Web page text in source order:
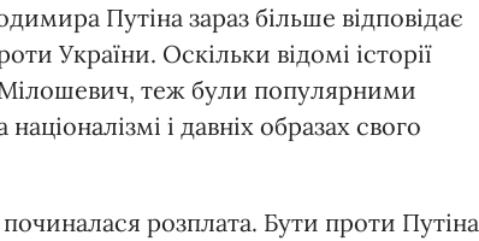
Путіна зараз більше відповідає
України. Оскільки відомі історії
Мілошевич, теж були популярними
і давніх образах свого
починалася розплата. Бути проти Путіна